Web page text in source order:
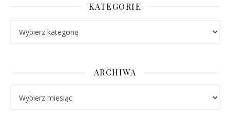
KATEGORIE
ARCHIWA